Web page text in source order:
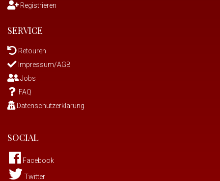
Registrieren
SERVICE
Retouren
Impressum/AGB
Jobs
FAQ
Datenschutzerklärung
SOCIAL
Facebook
Twitter